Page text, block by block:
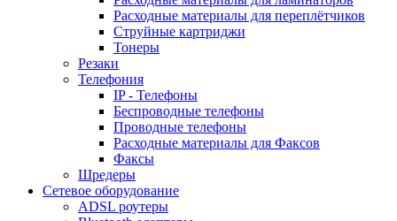
Расходные материалы для переплётчиков
Струйные картриджи
Тонеры
Резаки
Телефония
IP - Телефоны
Беспроводные телефоны
Проводные телефоны
Расходные материалы для Факсов
Факсы
Шредеры
Сетевое оборудование
ADSL роутеры